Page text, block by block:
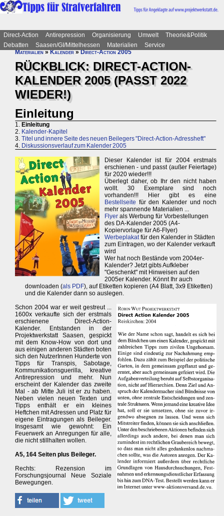
Direct-Action Antirepression Organisierung Umwelt
Theorie&Politik
Debatten
Saasen/GI/Mittelhessen Materialien
Service
Materialien»Kalender»Direct-Action 2005
RÜCKBLICK: DIRECT-ACTION-
KALENDER 2005 (PASST 2022
WIEDER!)
Einleitung
1. Einleitung
2. Kalender-Kapitel
3. Titel und innere Seite des neuen Beilegers "Direct-Action-Adressheft"
4. Diskussionsverlauf zum Kalender 2005
Dieser Kalender ist für 2004 erstmals
erschienen - und passt (außer Feiertage)
für 2020 wieder!!!
Überlegt daher, ob Ihr den nicht haben
wollt. 30 Exemplare sind noch
vorhanden!!! Hier gibt es eine
Bestellseite für den Kalender und noch
mehr spannende Materialien ...
Flyer als Werbung für Vorbestellungen
des DA-Kalender 2005 (A4-
Kopiervorlage für A6-Flyer)
Werbeplakatfür den Kalender in Städten
zum Eintragen, wo der Kalender verkauft
wird
Wer hat noch Bestände vom 2004er-
Kalender? Jetzt gibts Aufkleber
"Geschenkt" mit Hinweisen auf den
2005er Kalender. Könnt Ihr auch
downloaden (als PDF), auf Etiketten kopieren (A4 Blatt, 3x9 Etiketten)
und die Kalender dann so auslegen.
Schon 2004 war er weit gestreut ...
1600x verkaufte sich der erstmals
erschienene Direct-Action-
Kalender. Entstanden in der
Projektwerkstatt Saasen, gespickt
mit dem Know-How von dort und
aus einigen anderen Städten boten
sich den NutzerInnen Hunderte von
Tipps für Transpis, Sabotage,
Kommunikationsguerilla, kreative
Antirepression und mehr. Nun
erscheint der Kalender das zweite
Mal - ab Mitte Juli ist er zu haben.
Neben vielen neuen Texten und
Tipps enthält er ein kleines
Heftchen mit Adressen und Platz für
eigene Eintragungen als Beileger.
Insgesamt wie gewohnt: Ein
Feuerwerk an Anregungen für alle,
die nicht stillhalten wollen.
A5, 164 Seiten plus Beileger.
Rechts: Rezension im
Forschungsjournal Neue Soziale
Bewegungen.